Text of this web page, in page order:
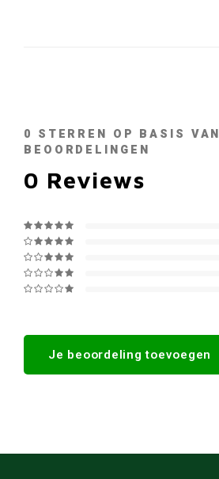
0 STERREN OP BASIS VAN
BEOORDELINGEN
0 Reviews
Je beoordeling toevoegen